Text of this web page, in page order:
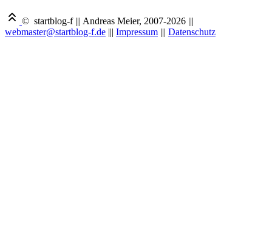
© startblog-f ||| Andreas Meier, 2007-2026 |||
webmaster@startblog-f.de ||| Impressum ||| Datenschutz